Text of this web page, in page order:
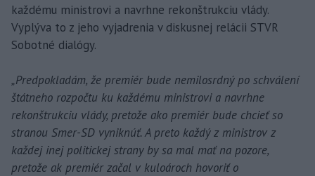
každému ministrovi a navrhne rekonštrukciu vlády.
Vyplýva to z jeho vyjadrenia v diskusnej relácii STVR
Sobotné dialógy.
„Predpokladám, že premiér bude nemilosrdný po schválení
štátneho rozpočtu ku každému ministrovi a navrhne
rekonštrukciu vlády, pretože ako premiér bude chcieť so
stranou Smer-SD vyniknúť. A preto každý z ministrov z
každej inej politickej strany by sa mal mať na pozore,
pretože ak premiér začal v kuloároch hovoriť o